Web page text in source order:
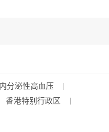
内分泌性高血压
香港特别行政区